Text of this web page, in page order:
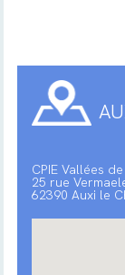
CPIE Vallées
25 rue
62390 Auxi le